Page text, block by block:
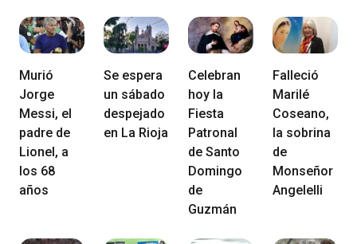
Murió
Jorge
Messi, el
padre de
Lionel, a
los 68
años
Se espera
un sábado
despejado
en La Rioja
Celebran
hoy la
Fiesta
Patronal
de Santo
Domingo
de
Guzmán
Falleció
Marilé
Coseano,
la sobrina
de
Monseñor
Angelelli